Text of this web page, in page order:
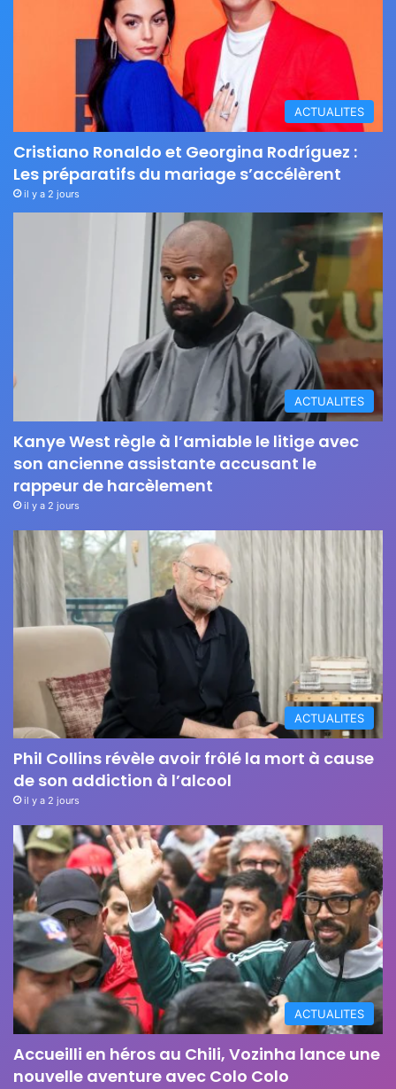
ACTUALITES
Cristiano Ronaldo et Georgina Rodríguez :
Les préparatifs du mariage s’accélèrent
il y a 2 jours
ACTUALITES
Kanye West règle à l’amiable le litige avec
son ancienne assistante accusant le
rappeur de harcèlement
il y a 2 jours
ACTUALITES
Phil Collins révèle avoir frôlé la mort à cause
de son addiction à l’alcool
il y a 2 jours
ACTUALITES
Accueilli en héros au Chili, Vozinha lance une
nouvelle aventure avec Colo Colo